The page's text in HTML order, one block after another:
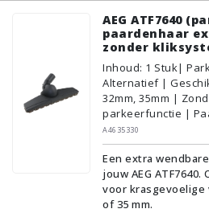
AEG ATF7640
paardenhaar
zonder
Inhoud: 1 Stuk|
Alternatief |
32mm, 35mm |
parkeerfunctie |
Voor droog
verlichting |
Wessel·Werk |
Plavuizen/Tegels,
A4635330
Een extra
jouw AEG
voor krasgevoelige
of 35 mm.